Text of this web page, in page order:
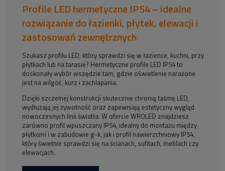
Profile LED hermetyczne IP54 – idealne
rozwiązanie do łazienki, płytek, elewacji i
zastosowań zewnętrznych
Szukasz profilu LED, który sprawdzi się w łazience, kuchni, przy
płytkach lub na tarasie? Hermetyczne profile LED IP54 to
doskonały wybór wszędzie tam, gdzie oświetlenie narażone
jest na wilgoć, kurz i zachlapania.
Dzięki szczelnej konstrukcji skutecznie chronią taśmę LED,
wydłużają jej żywotność oraz zapewniają estetyczny wygląd
nowoczesnych linii światła. W ofercie WROLED znajdziesz
zarówno profil wpuszczany IP54, idealny do montażu między
płytkami i w zabudowie g-k, jak i profil nawierzchniowy IP54,
który świetnie sprawdzi się na ścianach, sufitach, meblach czy
elewacjach.